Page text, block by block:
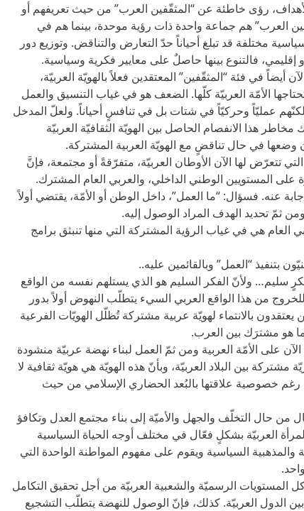
رؤى خاطئة عن “المثقّفين العرب” من حيث تعريفهم أو
العرب” هم جماعة واحدة ذات رؤية موحدة، بينما هم في
مختلفة قد تبلغ أحياناً حدّ التعارض والتناقض. وتوزيع دور
فالتنوع بينها حاصلٌ على معايير فكرية وسياسية.
في فئة “المثقّفين” المعتقدين فعلاً بالهويّة العربيّة،
الأمّة العربيّة كلّها. الضعف هو في غياب التنسيق والعمل
عمليّاً وحركيّاً في شتات بل في تنافسٍ أحياناً. ولعلّ المدخل
هذا الانفصام الحاصل بين الهويّة الثقافيّة العربيّة
وضعها في حال تناقضٍ مع الهويّة العربية المشتركة.
تتعرّض لها الآن الأوطان العربيّة، متفرّقةً أو مجتمعة، فإنَّ
على المستويين الوطني الداخلي، والعربي العام المشترك.
عنه. فسؤال: “ما العمل”، داخل الوطن أو الأمّة، يقتضي أولاً
ثمّ تحديد الهدف المراد الوصول إليه.
العام هي في غياب الرؤية المشتركة التي منها تنبثق برامج
بتنفيذ “العمل” وبالقائمين عليه..
سليم… ولأنّ الفكر السليم هو الذي يستلهم نفسه من الواقع
من هذا الواقع العربي السيء يتطلّب النهوض أولاً بدور
بالانتماء لهويّة عربية مشتركة تُظلّل الهويّات الفرعية
هو مشترَك بين العرب.
على الأمّة العربية ومن ثمّ العمل لبناء نهضة عربيّة منشودة
مشتركة بين البلاد العربيّة، وبأنّ هذه الهويّة هي هويّة ثقافية لا
خصوصية علاقتها بالبُعد الحضاري الإسلامي من حيث
من حال التخلّف والجهل والأميّة إلى بناء مجتمع العدل وتكافؤ
العربيّة بشكلٍ فعّال في مختلف أوجه الحياة السياسية
والمذهبية السياسية ويقوم على مفهوم المواطنة الواحدة التي
الرسميّة والشعبية العربيّة من أجل تحقيق التكامل
الدول العربيّة. كذلك، فإنّ الوصول للنهضة يتطلّب التشجيع